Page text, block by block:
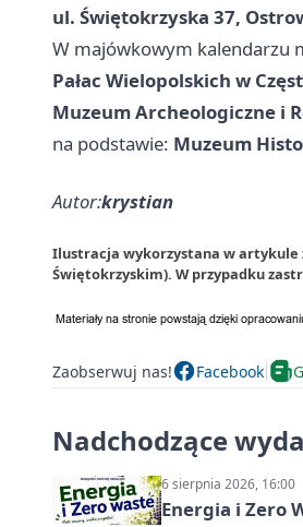
ul. Świętokrzyska 37,
W majówkowym kalendarzu
Pałac Wielopolskich w
Muzeum Archeologiczne i
na podstawie: Muzeum
Autor:krystian
Ilustracja wykorzystana w artykule
Świętokrzyskim). W przypadku
Zaobserwuj nas! Facebook
Nadchodzące
6 sierpnia 2026, 16:00
Energia i Zero